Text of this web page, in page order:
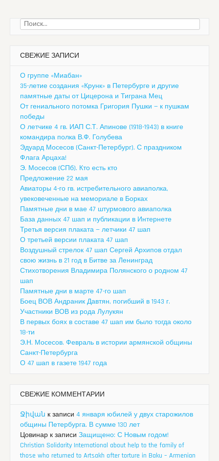
Найти:
СВЕЖИЕ ЗАПИСИ
О группе «Миабан»
35-летие создания «Крунк» в Петербурге и другие
памятные даты от Цицерона и Тиграна Мец
От гениального потомка Григория Пушки — к пушкам
победы
О летчике 4 гв. ИАП С.Т. Апинове (1918-1943) в книге
командира полка В.Ф. Голубева
Эдуард Мосесов (Санкт-Петербург). С праздником
Флага Арцаха!
Э. Мосесов (СПб). Кто есть кто
Предложение 22 мая
Авиаторы 4-го гв. истребительного авиаполка,
увековеченные на мемориале в Борках
Памятные дни в мае 47 штурмового авиаполка
База данных 47 шап и публикации в Интернете
Третья версия плаката — летчики 47 шап
О третьей версии плаката 47 шап
Воздушный стрелок 47 шап Сергей Архипов отдал
свою жизнь в 21 год в Битве за Ленинград
Стихотворения Владимира Полянского о родном 47
шап
Памятные дни в марте 47-го шап
Боец ВОВ Андраник Давтян, погибший в 1943 г.
Участники ВОВ из рода Лулукян
В первых боях в составе 47 шап им было тогда около
18-ти
Э.Н. Мосесов. Февраль в истории армянской общины
Санкт-Петербурга
О 47 шап в газете 1947 года
СВЕЖИЕ КОММЕНТАРИИ
Ջիվան к записи 4 января юбилей у двух старожилов
общины Петербурга. В сумме 130 лет
Цовинар к записи Защищено: С Новым годом!
Christian Solidarity International about help to the family of
those who returned to Artsakh after torture in Baku – Armenian